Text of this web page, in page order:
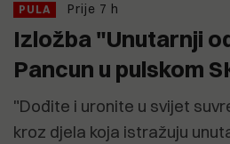
PULA Prije 7 h
Izložba "Unutarnji
Pancun u pulskom
"Dođite i uronite u svijet
kroz djela koja istražuju